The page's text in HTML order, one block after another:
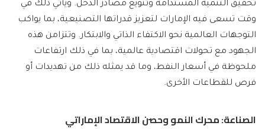
تحقيق التنمية المستدامة وتنويع مصادر الدخل. ويأتي ذلك في
وقت تسعى فيه الإمارات لتعزيز قدراتها التصنيعية، بما يواكب
التوجهات العالمية نحو الاكتفاء الذاتي والابتكار. وتتزامن هذه
الجهود مع تحولات اقتصادية عالمية، بما في ذلك ارتفاعات
ملحوظة في أسعار النفط، وما قد يمثله ذلك من تهديدات أو
فرص للقطاعات الأخرى.
الصناعة: محرك النمو وحصن الاقتصاد الإماراتي